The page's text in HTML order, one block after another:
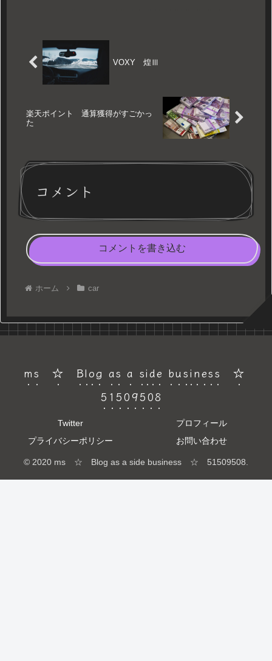
VOXY 煌Ⅲ
楽天ポイント 通算獲得がすごかっ
た
コメント
コメントを書き込む
ホーム car
ms ☆ Blog as a side business ☆
51509508
Twitter
プロフィール
プライバシーポリシー
お問い合わせ
© 2020 ms ☆ Blog as a side business ☆ 51509508.